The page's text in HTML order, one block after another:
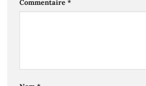
Commentaire *